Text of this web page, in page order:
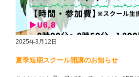
2025年3月12日
夏季短期スクール開講のお知らせ